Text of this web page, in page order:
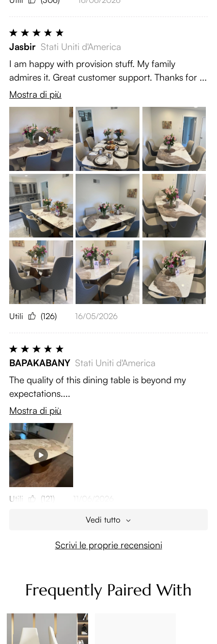
Jasbir Stati Uniti d'America
I am happy with provision stuff. My family
admires it. Great customer support. Thanks for ...
Mostra di più
Utili (126) 16/05/2026
BAPAKABANY Stati Uniti d'America
The quality of this dining table is beyond my
expectations....
Mostra di più
Utili (121) 11/06/2026
Vedi tutto
Scrivi le proprie recensioni
Frequently Paired With